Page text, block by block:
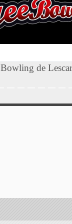
Bowling de Lescar